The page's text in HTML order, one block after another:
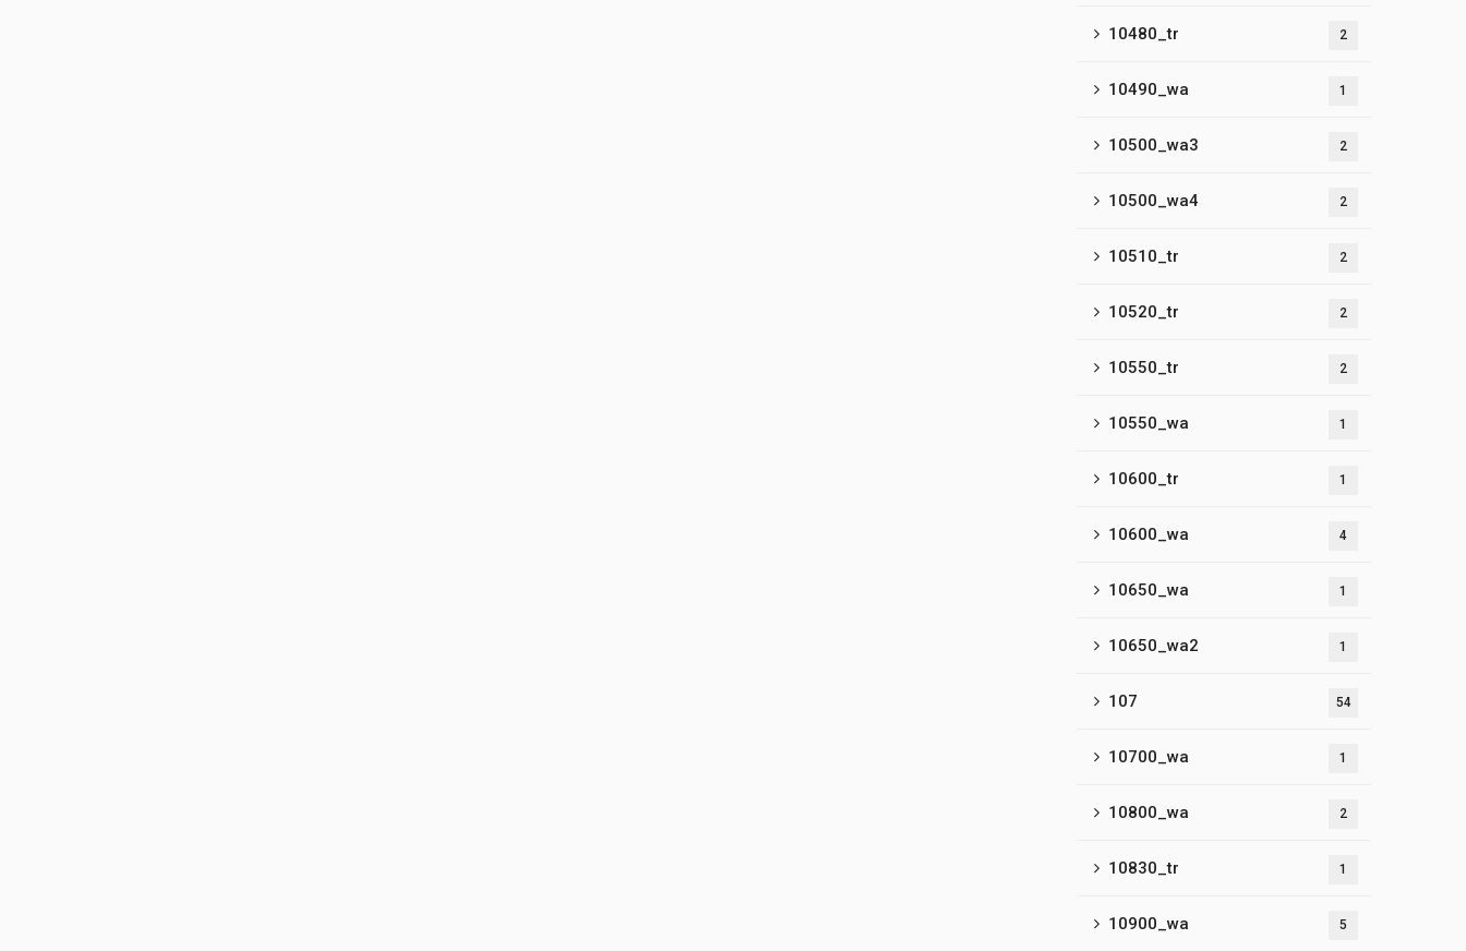
10480_tr 2
10490_wa 1
10500_wa3 2
10500_wa4 2
10510_tr 2
10520_tr 2
10550_tr 2
10550_wa 1
10600_tr 1
10600_wa 4
10650_wa 1
10650_wa2 1
107 54
10700_wa 1
10800_wa 2
10830_tr 1
10900_wa 5